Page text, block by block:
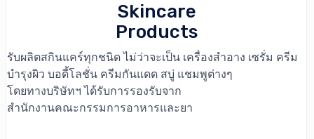
Skincare
Products
รับผลิตสกินแคร์ทุกชนิด ไม่ว่าจะเป็น เครื่องสำอาง เซรั่ม ครีม
บำรุงผิว บอดี้โลชั่น ครีมกันแดด สบู่ แชมพูต่างๆ
โดยทางบริษัทฯ ได้รับการรองรับจาก
สำนักงานคณะกรรมการอาหารและยา